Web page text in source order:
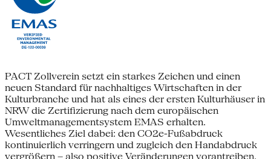
PACT Zollverein setzt ein starkes Zeichen und einen
neuen Standard für nachhaltiges Wirtschaften in der
Kulturbranche und hat als eines der ersten Kulturhäuser in
NRW die Zertifizierung nach dem europäischen
Umweltmanagementsystem EMAS erhalten.
Wesentliches Ziel dabei: den CO2e-Fußabdruck
kontinuierlich verringern und zugleich den Handabdruck
vergrößern – also positive Veränderungen vorantreiben.